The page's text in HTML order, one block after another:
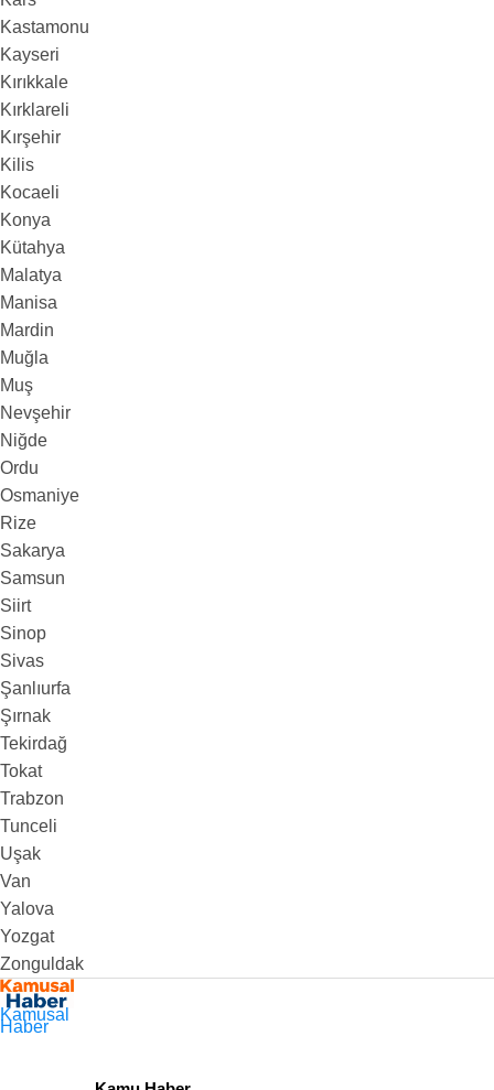
Kastamonu
Kayseri
Kırıkkale
Kırklareli
Kırşehir
Kilis
Kocaeli
Konya
Kütahya
Malatya
Manisa
Mardin
Muğla
Muş
Nevşehir
Niğde
Ordu
Osmaniye
Rize
Sakarya
Samsun
Siirt
Sinop
Sivas
Şanlıurfa
Şırnak
Tekirdağ
Tokat
Trabzon
Tunceli
Uşak
Van
Yalova
Yozgat
Zonguldak
Kamusal
Haber